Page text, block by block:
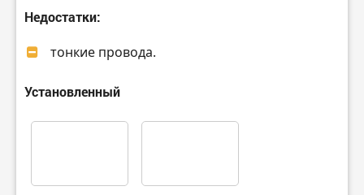
Недостатки:
тонкие провода.
Установленный